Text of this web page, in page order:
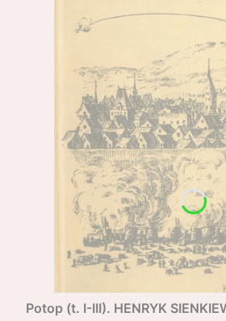
Potop (t. I-III). HENRYK